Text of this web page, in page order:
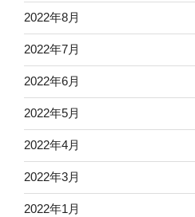
2022年8月
2022年7月
2022年6月
2022年5月
2022年4月
2022年3月
2022年1月